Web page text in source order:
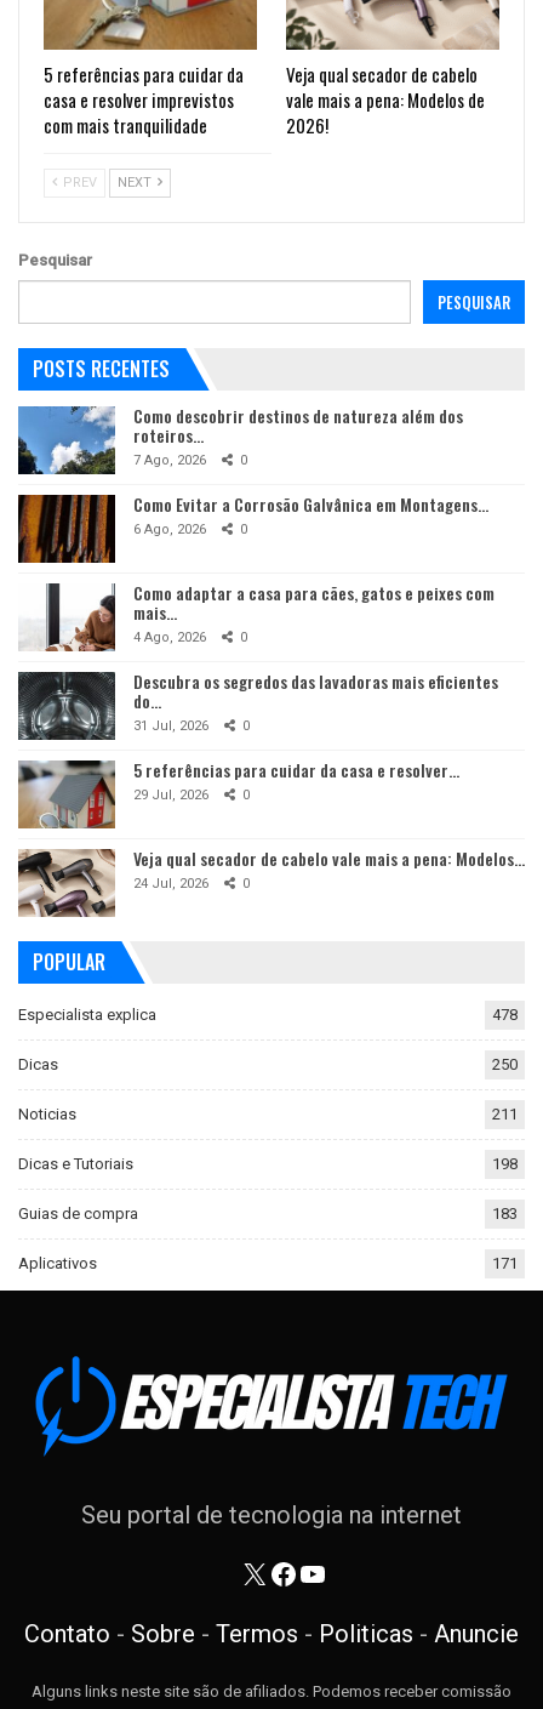
5 referências para cuidar da
casa e resolver imprevistos
com mais tranquilidade
Veja qual secador de cabelo
vale mais a pena: Modelos de
2026!
PREV NEXT
Pesquisar
PESQUISAR
POSTS RECENTES
Como descobrir destinos de natureza além dos
roteiros…
7 Ago, 2026 0
Como Evitar a Corrosão Galvânica em Montagens…
6 Ago, 2026 0
Como adaptar a casa para cães, gatos e peixes com
mais…
4 Ago, 2026 0
Descubra os segredos das lavadoras mais eficientes
do…
31 Jul, 2026 0
5 referências para cuidar da casa e resolver…
29 Jul, 2026 0
Veja qual secador de cabelo vale mais a pena: Modelos…
24 Jul, 2026 0
POPULAR
Especialista explica 478
Dicas 250
Noticias 211
Dicas e Tutoriais 198
Guias de compra 183
Aplicativos 171
Seu portal de tecnologia na internet
X Facebook
Youtube
Contato - Sobre - Termos - Politicas - Anuncie
Alguns links neste site são de afiliados. Podemos receber comissão